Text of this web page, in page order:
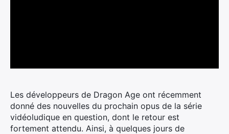
Les développeurs de Dragon Age ont récemment
donné des nouvelles du prochain opus de la série
vidéoludique en question, dont le retour est
fortement attendu. Ainsi, à quelques jours de